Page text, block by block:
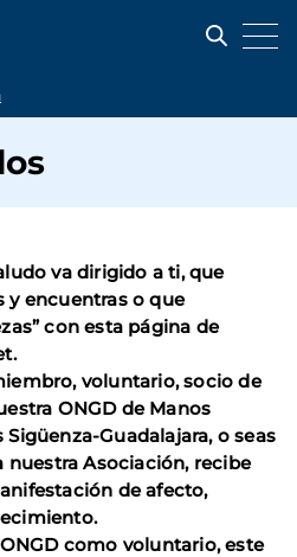
va dirigido a ti, que
y encuentras o que
con esta página de
voluntario, socio de
ONGD de Manos
Sigüenza-Guadalajara, o seas
Asociación, recibe
de afecto,
como voluntario, este